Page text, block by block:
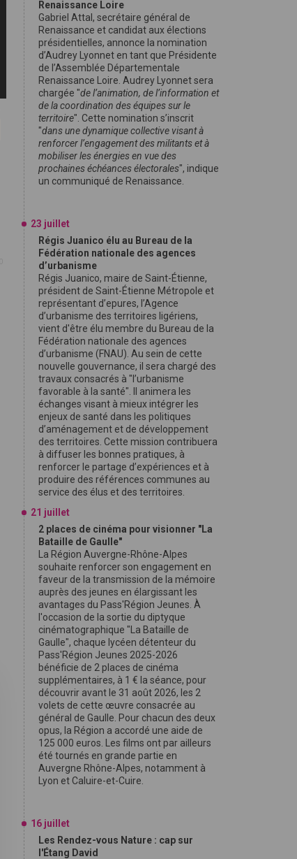
Renaissance Loire
Gabriel Attal, secrétaire général de
Renaissance et candidat aux élections
présidentielles, annonce la nomination
d’Audrey Lyonnet en tant que Présidente
de l’Assemblée Départementale
Renaissance Loire. Audrey Lyonnet sera
chargée "de l’animation, de l’information et
de la coordination des équipes sur le
territoire". Cette nomination s’inscrit
"dans une dynamique collective visant à
renforcer l’engagement des militants et à
mobiliser les énergies en vue des
prochaines échéances électorales", indique
un communiqué de Renaissance.
23 juillet
Régis Juanico élu au Bureau de la
Fédération nationale des agences
d’urbanisme
Régis Juanico, maire de Saint-Étienne,
président de Saint-Étienne Métropole et
représentant d’epures, l’Agence
d’urbanisme des territoires ligériens,
vient d'être élu membre du Bureau de la
Fédération nationale des agences
d’urbanisme (FNAU). Au sein de cette
nouvelle gouvernance, il sera chargé des
travaux consacrés à "l’urbanisme
favorable à la santé". Il animera les
échanges visant à mieux intégrer les
enjeux de santé dans les politiques
d’aménagement et de développement
des territoires. Cette mission contribuera
à diffuser les bonnes pratiques, à
renforcer le partage d’expériences et à
produire des références communes au
service des élus et des territoires.
21 juillet
2 places de cinéma pour visionner "La
Bataille de Gaulle"
La Région Auvergne-Rhône-Alpes
souhaite renforcer son engagement en
faveur de la transmission de la mémoire
auprès des jeunes en élargissant les
avantages du Pass'Région Jeunes. À
l'occasion de la sortie du diptyque
cinématographique "La Bataille de
Gaulle", chaque lycéen détenteur du
Pass'Région Jeunes 2025-2026
bénéficie de 2 places de cinéma
supplémentaires, à 1 € la séance, pour
découvrir avant le 31 août 2026, les 2
volets de cette œuvre consacrée au
général de Gaulle. Pour chacun des deux
opus, la Région a accordé une aide de
125 000 euros. Les films ont par ailleurs
été tournés en grande partie en
Auvergne Rhône-Alpes, notamment à
Lyon et Caluire-et-Cuire.
16 juillet
Les Rendez-vous Nature : cap sur
l'Étang David